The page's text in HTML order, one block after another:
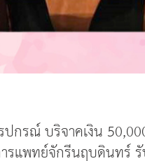
กรณ์ บริจาคเงิน
ารแพทย์จักรีนฤบดินท